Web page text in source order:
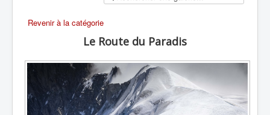
Revenir à la catégorie
Le Route du Paradis